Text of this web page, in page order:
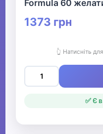
Formula 60
1373 грн
👆 Натисніть
✅ Є